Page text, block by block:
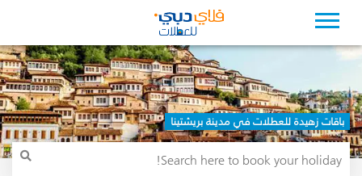
باقات زهيدة للعطلات في مدينة بريشتينا